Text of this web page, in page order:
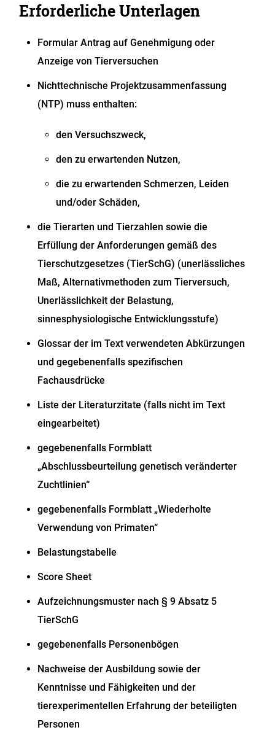
Erforderliche Unterlagen
Formular Antrag auf Genehmigung oder
Anzeige von Tierversuchen
Nichttechnische Projektzusammenfassung
(NTP) muss enthalten:
den Versuchszweck,
den zu erwartenden Nutzen,
die zu erwartenden Schmerzen, Leiden
und/oder Schäden,
die Tierarten und Tierzahlen sowie die
Erfüllung der Anforderungen gemäß des
Tierschutzgesetzes (TierSchG) (unerlässliches
Maß, Alternativmethoden zum Tierversuch,
Unerlässlichkeit der Belastung,
sinnesphysiologische Entwicklungsstufe)
Glossar der im Text verwendeten Abkürzungen
und gegebenenfalls spezifischen
Fachausdrücke
Liste der Literaturzitate (falls nicht im Text
eingearbeitet)
gegebenenfalls Formblatt
„Abschlussbeurteilung genetisch veränderter
Zuchtlinien“
gegebenenfalls Formblatt „Wiederholte
Verwendung von Primaten“
Belastungstabelle
Score Sheet
Aufzeichnungsmuster nach § 9 Absatz 5
TierSchG
gegebenenfalls Personenbögen
Nachweise der Ausbildung sowie der
Kenntnisse und Fähigkeiten und der
tierexperimentellen Erfahrung der beteiligten
Personen